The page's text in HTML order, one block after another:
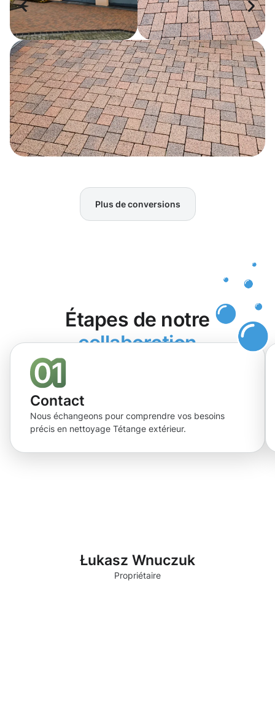
Plus de conversions
Étapes de notre
collaboration
Contact
Nous échangeons pour comprendre vos besoins
précis en nettoyage Tétange extérieur.
Łukasz Wnuczuk
Propriétaire